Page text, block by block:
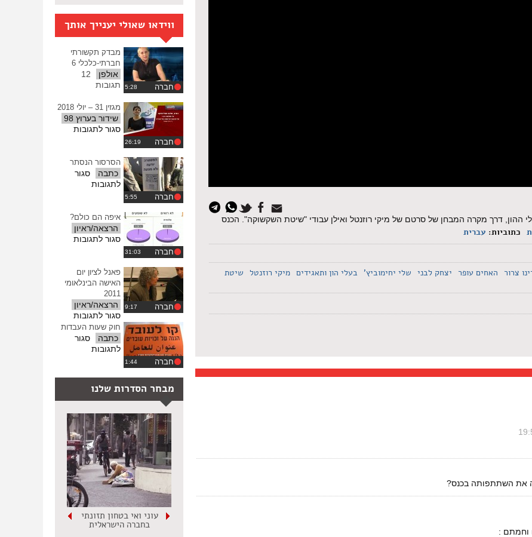
ההון, דרך מקרה המבחן של סרטם של מיקי רוזנטל ואילן עבודי "שיטת השקשוקה". הכנס
כתוביות: עברית
צרור האחים עופר יצחק לבני שלי יחימוביץ' בעלי הון ותאגידים מיקי רוזנטל שיטת
את השתתפותה בכנס?
וחמתם :
ווידאו שאולי יענייך אותך
חברה
מבדק תקשורתי
חברתי-כלכלי 6
אולפן
12
תגובות
חברה
מגזין 31 – יולי 2018
שידור בערוץ 98
סגור לתגובותעל
–
חברה
הסרסור הנסתר
כתבה
סגור
לתגובותעל
חברה
איפה הם כולם?
הרצאה/ראיון
סגור לתגובותעל
חברה
פאנל לציון יום
האישה הבינלאומי
2011
הרצאה/ראיון
סגור לתגובותעל
פאנל
2011
חברה
חוק שעות העבדות
כתבה
סגור
לתגובותעל
העבדות
מבחר הסדרות שלנו
עוני ואי בטחון תזונתי
בחברה הישראלית